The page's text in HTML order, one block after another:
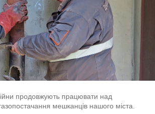
продовжують працювати над
мешканців нашого міста.